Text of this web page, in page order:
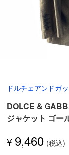
ドルチェアンドガ
DOLCE &
ジャケット ゴー
¥ 9,460